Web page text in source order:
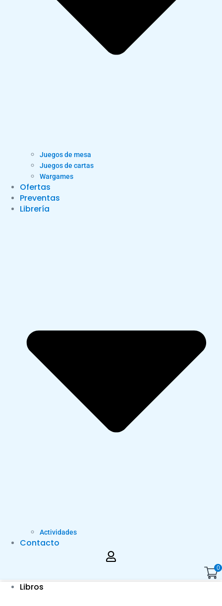
Juegos de mesa
Juegos de cartas
Wargames
Ofertas
Preventas
Librería
Actividades
Contacto
0
Libros